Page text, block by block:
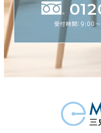
受付時間：9:00